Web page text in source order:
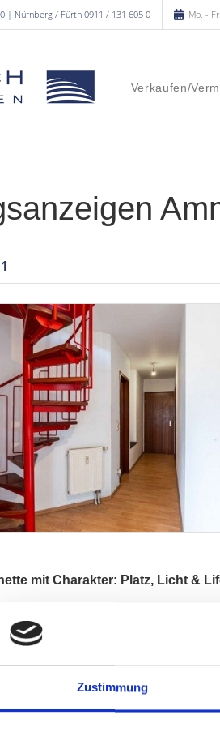
Zustimmung
| Nürnberg / Fürth 0911 / 131 605 0 Mo. -
Verkaufen/
1
mit Charakter: Platz, Licht &
OBJEKTNUMMER